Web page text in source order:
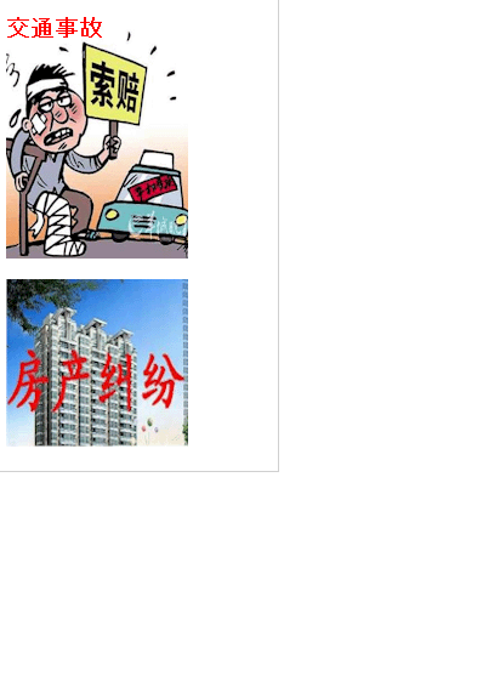
街婚姻家庭律师 旭光里婚姻家庭